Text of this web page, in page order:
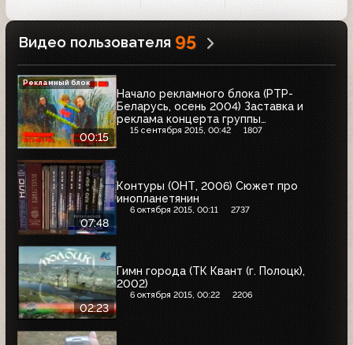
Видео пользователя 95
00:15
Начало рекламного блока (РТР-
Беларусь, осень 2004) Заставка и
реклама концерта группы
"Гражданская оборона"
15 сентября 2015, 00:42 1807
Рекламный блок
07:48
Контуры (ОНТ, 2006) Сюжет про
инопланетянин
6 октября 2015, 00:11 2737
02:23
Гимн города (ТК Квант (г. Полоцк),
2002)
6 октября 2015, 00:22 2206